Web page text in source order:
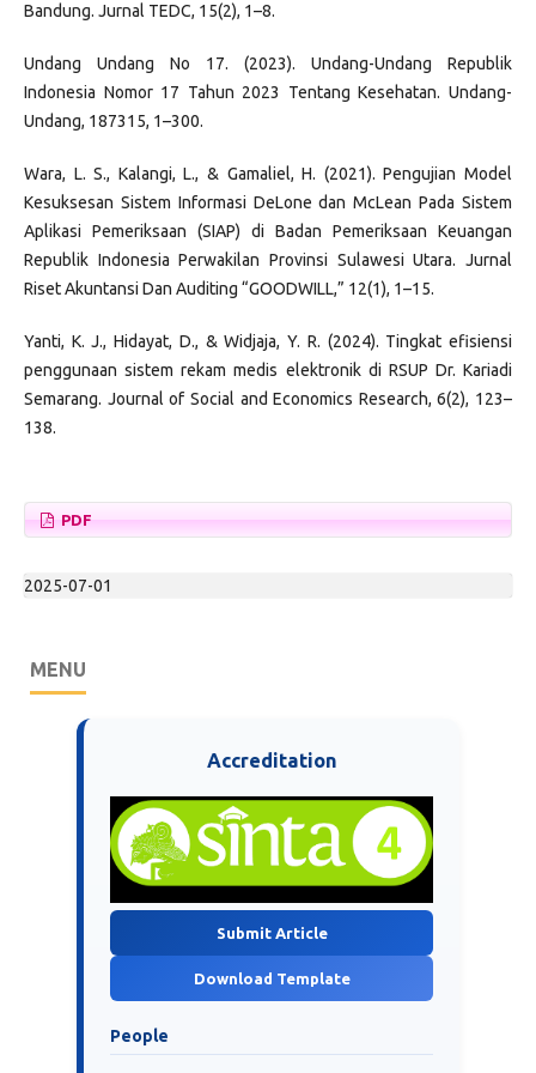
Bandung. Jurnal TEDC, 15(2), 1–8.
Undang Undang No 17. (2023). Undang-Undang Republik
Indonesia Nomor 17 Tahun 2023 Tentang Kesehatan. Undang-
Undang, 187315, 1–300.
Wara, L. S., Kalangi, L., & Gamaliel, H. (2021). Pengujian Model
Kesuksesan Sistem Informasi DeLone dan McLean Pada Sistem
Aplikasi Pemeriksaan (SIAP) di Badan Pemeriksaan Keuangan
Republik Indonesia Perwakilan Provinsi Sulawesi Utara. Jurnal
Riset Akuntansi Dan Auditing “GOODWILL,” 12(1), 1–15.
Yanti, K. J., Hidayat, D., & Widjaja, Y. R. (2024). Tingkat efisiensi
penggunaan sistem rekam medis elektronik di RSUP Dr. Kariadi
Semarang. Journal of Social and Economics Research, 6(2), 123–
138.
PDF
2025-07-01
MENU
Accreditation
Submit Article
Download Template
People